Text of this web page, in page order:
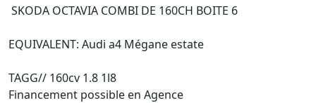
EQUIVALENT: Audi a4 Mégane estate
TAGG// 160cv 1.8 1l8
Financement possible en Agence